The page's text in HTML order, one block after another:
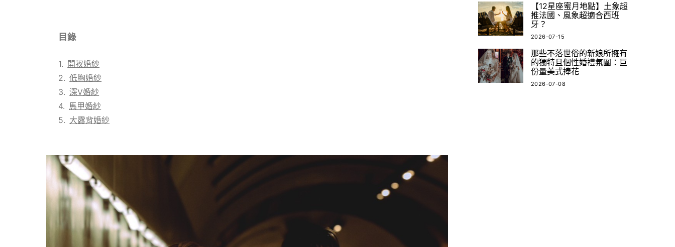
目錄
開衩婚紗
低胸婚紗
深V婚紗
馬甲婚紗
大露背婚紗
【12星座蜜月地點】土象超
推法國、風象超適合西班
牙？
2026-07-15
那些不落世俗的新娘所擁有
的獨特且個性婚禮氛圍：巨
份量美式捧花
2026-07-08